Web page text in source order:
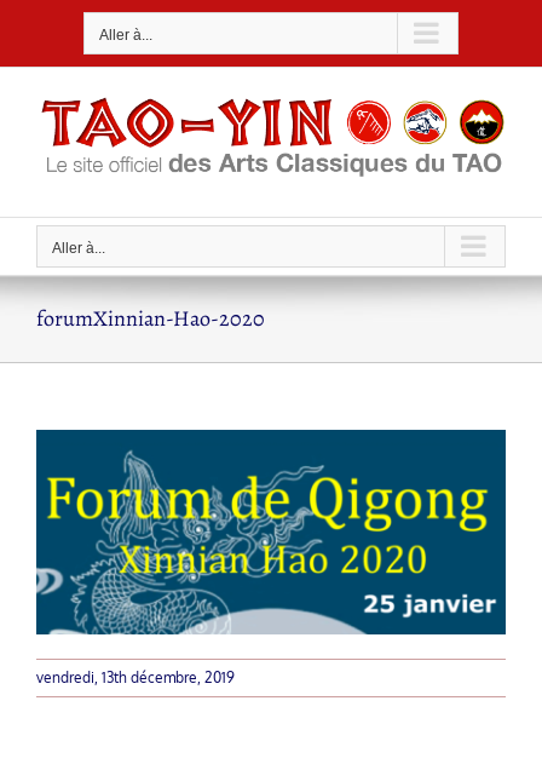
Aller à...
Aller à...
forumXinnian-Hao-2020
vendredi, 13th décembre, 2019